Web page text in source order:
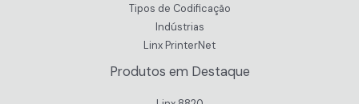
Tipos de Codificação
Indústrias
Linx PrinterNet
Produtos em Destaque